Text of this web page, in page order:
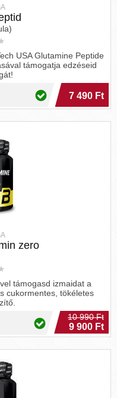
USA Glutamine Peptide
támogatja edzéseid
7 490 Ft
zero
támogasd izmaidat a
cukormentes, tökéletes
10 990 Ft
9 900 Ft